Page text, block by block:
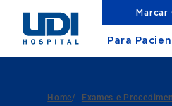
Marcar
Para
Home/ Exames e